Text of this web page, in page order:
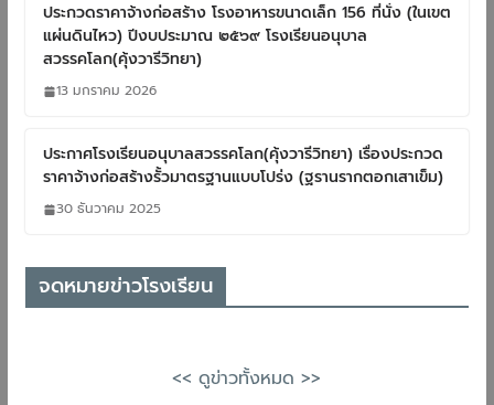
ประกวดราคาจ้างก่อสร้าง โรงอาหารขนาดเล็ก 156 ที่นั่ง (ในเขต
แผ่นดินไหว) ปีงบประมาณ ๒๕๖๙ โรงเรียนอนุบาล
สวรรคโลก(คุ้งวารีวิทยา)
13 มกราคม 2026
ประกาศโรงเรียนอนุบาลสวรรคโลก(คุ้งวารีวิทยา) เรื่องประกวด
ราคาจ้างก่อสร้างรั้วมาตรฐานแบบโปร่ง (ฐรานรากตอกเสาเข็ม)
30 ธันวาคม 2025
จดหมายข่าวโรงเรียน
<< ดูข่าวทั้งหมด >>